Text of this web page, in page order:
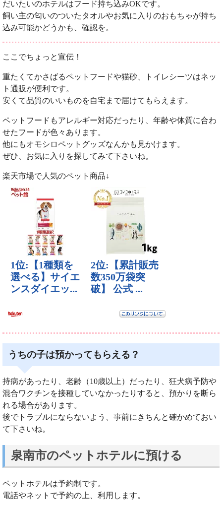
だいたいのホテルはフード持ち込みOKです。
飼い主の匂いのついたタオルやお気に入りのおもちゃが持ち
込み可能かどうかも、確認を。
ここでちょっと宣伝！
重たくてかさばるペットフードや猫砂、トイレシーツはネッ
ト通販が便利です。
安くて品質のいいものを自宅まで届けてもらえます。
ペットフードもアレルギー対応だったり、年齢や体質に合わ
せたフードが色々あります。
他にもオモシロペットグッズなんかも見かけます。
ぜひ、お気に入りを探してみて下さいね。
楽天市場で人気のペット商品↓
うちの子は預かってもらえる？
持病があったり、老齢（10歳以上）だったり、狂犬病予防や
混合ワクチンを接種していなかったりすると、預かりを断ら
れる場合があります。
後でトラブルにならないよう、事前にきちんと確かめておい
て下さいね。
泉南市のペットホテルに預ける
ペットホテルは予約制です。
電話やネットで予約の上、利用します。